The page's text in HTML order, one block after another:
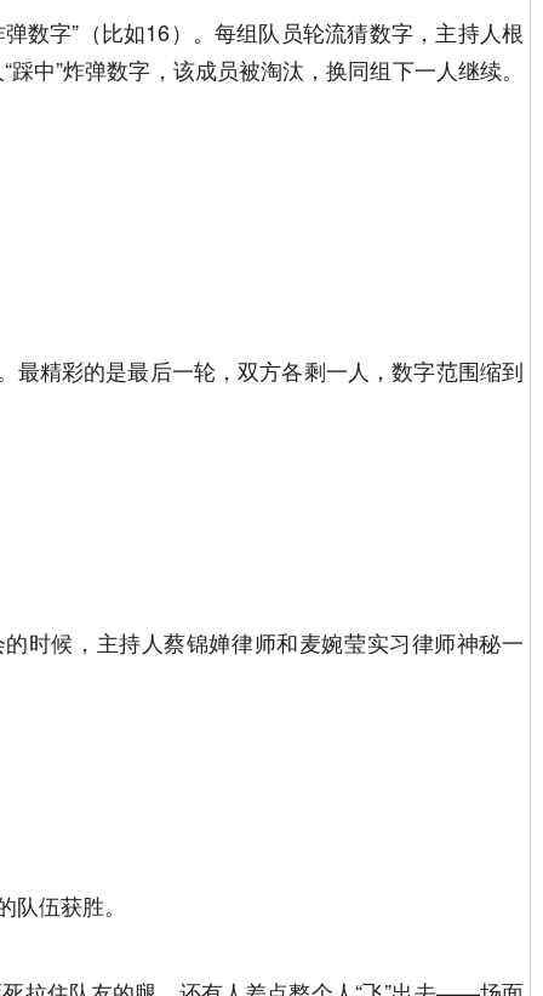
数字”（比如16）。每组队员轮流猜数字，主持人根
”炸弹数字，该成员被淘汰，换同组下一人继续。
最精彩的是最后一轮，双方各剩一人，数字范围缩到
时候，主持人蔡锦婵律师和麦婉莹实习律师神秘一
伍获胜。